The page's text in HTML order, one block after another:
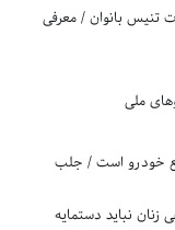
تنیس بانوان / معرفی
ملی
خودرو است / جلب
نباید دستمایه